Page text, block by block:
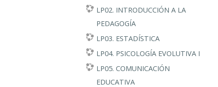
LP02. INTRODUCCIÓN A LA
PEDAGOGÍA
LP03. ESTADÍSTICA
LP04. PSICOLOGÍA EVOLUTIVA I
LP05. COMUNICACIÓN
EDUCATIVA